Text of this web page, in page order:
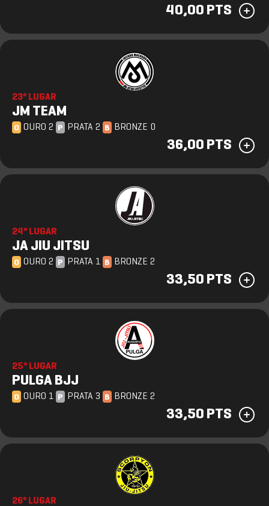
40,00 PTS
23º LUGAR
JM TEAM
O OURO 2 P PRATA 2 B BRONZE 0
36,00 PTS
24º LUGAR
JA JIU JITSU
O OURO 2 P PRATA 1 B BRONZE 2
33,50 PTS
25º LUGAR
PULGA BJJ
O OURO 1 P PRATA 3 B BRONZE 2
33,50 PTS
26º LUGAR